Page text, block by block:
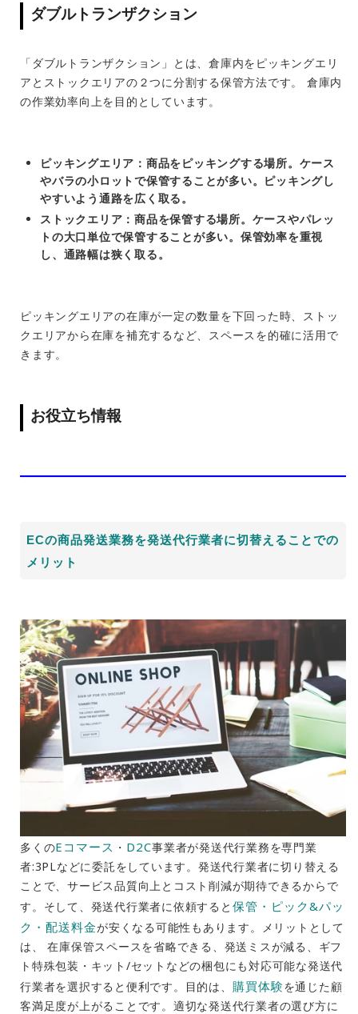
ダブルトランザクション
「ダブルトランザクション」とは、倉庫内をピッキングエリ
アとストックエリアの２つに分割する保管方法です。 倉庫内
の作業効率向上を目的としています。
ピッキングエリア：商品をピッキングする場所。ケース
やバラの小ロットで保管することが多い。ピッキングし
やすいよう通路を広く取る。
ストックエリア：商品を保管する場所。ケースやパレッ
トの大口単位で保管することが多い。保管効率を重視
し、通路幅は狭く取る。
ピッキングエリアの在庫が一定の数量を下回った時、ストッ
クエリアから在庫を補充するなど、スペースを的確に活用で
きます。
お役立ち情報
ECの商品発送業務を発送代行業者に切替えることでの
メリット
多くのEコマース ・ D2C事業者が発送代行業務を専門業
者:3PLなどに委託をしています。発送代行業者に切り替える
ことで、サービス品質向上とコスト削減が期待できるからで
す。そして、発送代行業者に依頼すると 保管・ピック&パッ
ク・配送料金が安くなる可能性もあります。メリットとして
は、 在庫保管スペースを省略できる、発送ミスが減る、ギフ
ト特殊包装・キット/セットなどの梱包にも対応可能な発送代
行業者を選択すると便利です。目的は、 購買体験を通じた顧
客満足度が上がることです。適切な発送代行業者の選び方に